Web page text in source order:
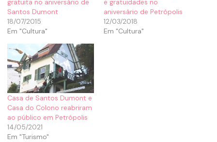
gratuita no aniversário de
Santos Dumont
18/07/2015
Em "Cultura"
e gratuidades no
aniversário de Petrópolis
12/03/2018
Em "Cultura"
Casa de Santos Dumont e
Casa do Colono reabriram
ao público em Petrópolis
14/05/2021
Em "Turismo"